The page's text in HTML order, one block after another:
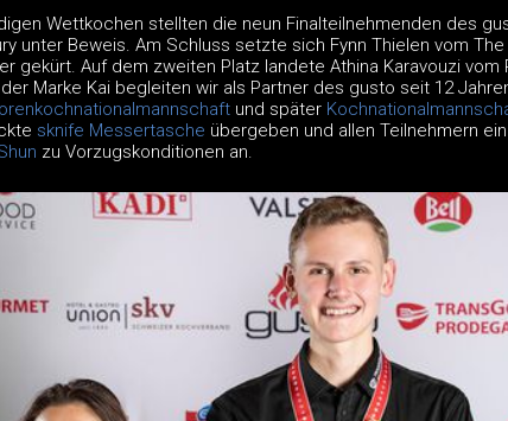
Wettkochen stellten die neun Finalteilnehmenden des
unter Beweis. Am Schluss setzte sich Fynn Thielen vom
gekürt. Auf dem zweiten Platz landete Athina Karavouzi
Marke Kai begleiten wir als Partner des gusto seit 12
und später
sknife Messertasche übergeben und allen Teilnehmern ein
zu Vorzugskonditionen an.